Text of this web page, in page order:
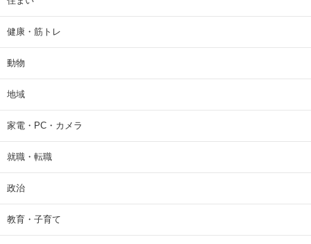
健康・筋トレ
動物
地域
家電・PC・カメラ
就職・転職
政治
教育・子育て